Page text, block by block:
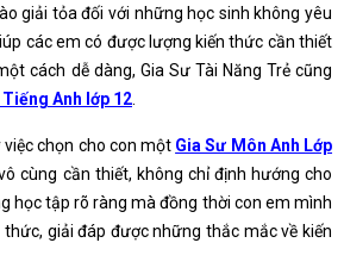
giải tỏa đối với những học sinh không yêu
các em có được lượng kiến thức cần thiết
cách dễ dàng, Gia Sư Tài Năng Trẻ cũng
Anh lớp 12
việc chọn cho con một Gia Sư Môn Anh Lớp
cùng cần thiết, không chỉ định hướng cho
học tập rõ ràng mà đồng thời con em mình
giải đáp được những thắc mắc về kiến